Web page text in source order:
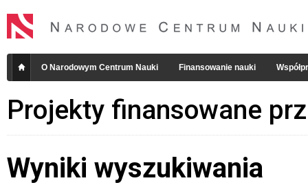
O Narodowym Centrum Nauki Finansowanie nauki
Projekty finansowane
Wyniki wyszukiwania